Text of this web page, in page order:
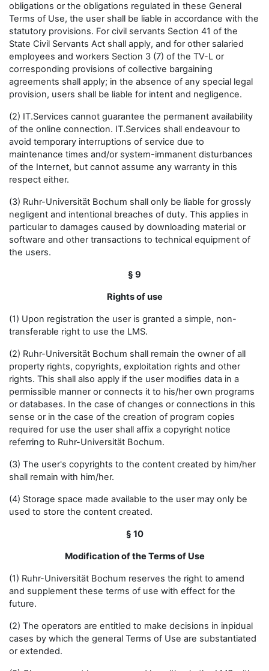
obligations or the obligations regulated in these General
Terms of Use, the user shall be liable in accordance with the
statutory provisions. For civil servants Section 41 of the
State Civil Servants Act shall apply, and for other salaried
employees and workers Section 3 (7) of the TV-L or
corresponding provisions of collective bargaining
agreements shall apply; in the absence of any special legal
provision, users shall be liable for intent and negligence.
(2) IT.Services cannot guarantee the permanent availability
of the online connection. IT.Services shall endeavour to
avoid temporary interruptions of service due to
maintenance times and/or system-immanent disturbances
of the Internet, but cannot assume any warranty in this
respect either.
(3) Ruhr-Universität Bochum shall only be liable for grossly
negligent and intentional breaches of duty. This applies in
particular to damages caused by downloading material or
software and other transactions to technical equipment of
the users.
§ 9
Rights of use
(1) Upon registration the user is granted a simple, non-
transferable right to use the LMS.
(2) Ruhr-Universität Bochum shall remain the owner of all
property rights, copyrights, exploitation rights and other
rights. This shall also apply if the user modifies data in a
permissible manner or connects it to his/her own programs
or databases. In the case of changes or connections in this
sense or in the case of the creation of program copies
required for use the user shall affix a copyright notice
referring to Ruhr-Universität Bochum.
(3) The user's copyrights to the content created by him/her
shall remain with him/her.
(4) Storage space made available to the user may only be
used to store the content created.
§ 10
Modification of the Terms of Use
(1) Ruhr-Universität Bochum reserves the right to amend
and supplement these terms of use with effect for the
future.
(2) The operators are entitled to make decisions in inpidual
cases by which the general Terms of Use are substantiated
or extended.